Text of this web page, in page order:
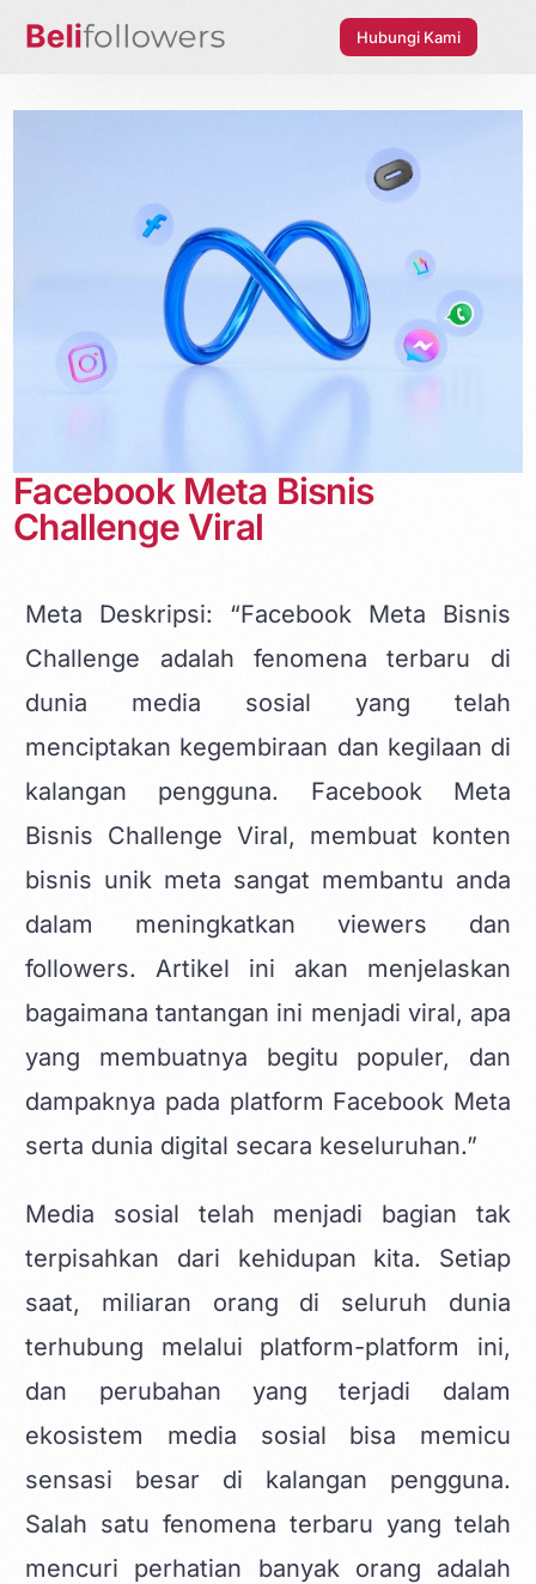
Hubungi Kami
Facebook Meta Bisnis
Challenge Viral
Meta Deskripsi: “Facebook Meta Bisnis
Challenge adalah fenomena terbaru di
dunia media sosial yang telah
menciptakan kegembiraan dan kegilaan di
kalangan pengguna. Facebook Meta
Bisnis Challenge Viral, membuat konten
bisnis unik meta sangat membantu anda
dalam meningkatkan viewers dan
followers. Artikel ini akan menjelaskan
bagaimana tantangan ini menjadi viral, apa
yang membuatnya begitu populer, dan
dampaknya pada platform Facebook Meta
serta dunia digital secara keseluruhan.”
Media sosial telah menjadi bagian tak
terpisahkan dari kehidupan kita. Setiap
saat, miliaran orang di seluruh dunia
terhubung melalui platform-platform ini,
dan perubahan yang terjadi dalam
ekosistem media sosial bisa memicu
sensasi besar di kalangan pengguna.
Salah satu fenomena terbaru yang telah
mencuri perhatian banyak orang adalah